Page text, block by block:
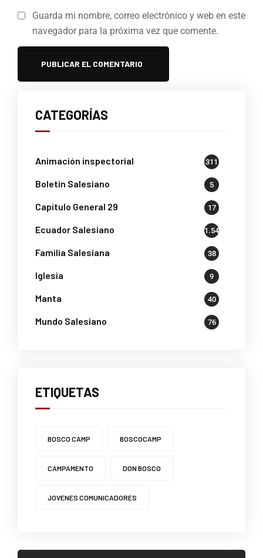
Guarda mi nombre, correo electrónico y web en este
navegador para la próxima vez que comente.
CATEGORÍAS
Animación inspectorial 311
Boletin Salesiano 5
Capítulo General 29 17
Ecuador Salesiano 1.541
Familia Salesiana 38
Iglesia 9
Manta 40
Mundo Salesiano 76
ETIQUETAS
BOSCO CAMP BOSCOCAMP
CAMPAMENTO DON BOSCO
JOVENES COMUNICADORES